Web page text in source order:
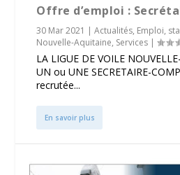
Offre d’emploi :
30 Mar 2021 |Actualités, Emploi,
Nouvelle-Aquitaine, Services |
LA LIGUE DE VOILE
UN ou UNE SECRETAIRE-
recrutée...
En savoir plus